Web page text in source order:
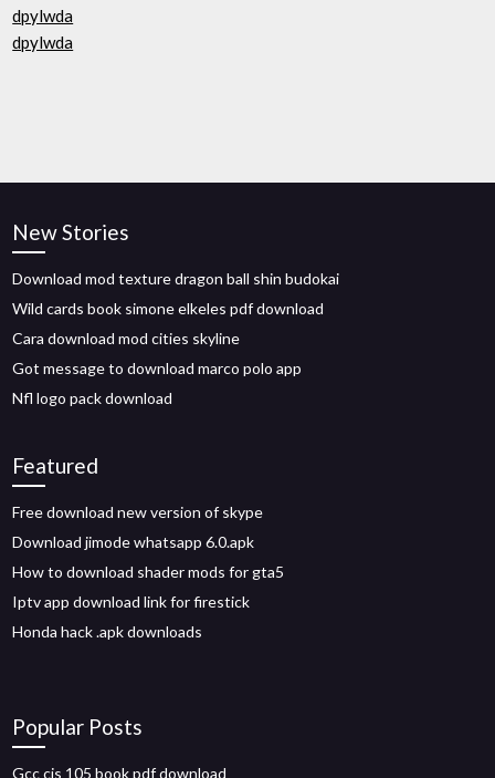
dpylwda
dpylwda
New Stories
Download mod texture dragon ball shin budokai
Wild cards book simone elkeles pdf download
Cara download mod cities skyline
Got message to download marco polo app
Nfl logo pack download
Featured
Free download new version of skype
Download jimode whatsapp 6.0.apk
How to download shader mods for gta5
Iptv app download link for firestick
Honda hack .apk downloads
Popular Posts
Gcc cis 105 book pdf download